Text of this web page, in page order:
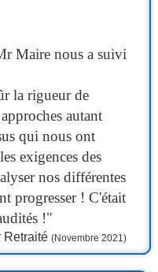
Maire nous a suivi
la rigueur de
autant
qui nous ont
exigences des
nos différentes
progresser ! C'était
!"
Retraité (Novembre 2021)